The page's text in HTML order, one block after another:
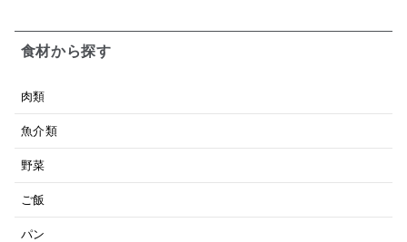
食材から探す
肉類
魚介類
野菜
ご飯
パン